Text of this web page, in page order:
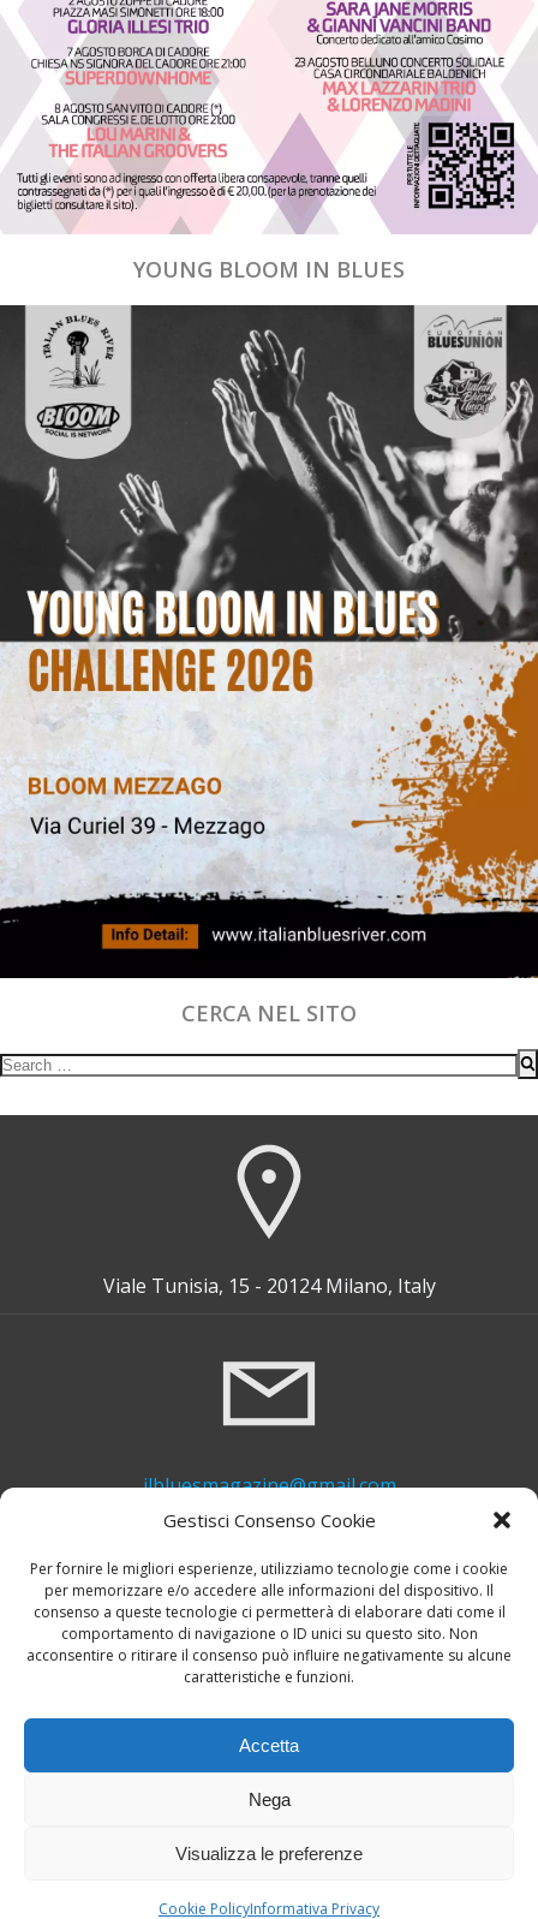
Gestisci Consenso Cookie
Per fornire le migliori esperienze, utilizziamo tecnologie come i cookie
per memorizzare e/o accedere alle informazioni del dispositivo. Il
consenso a queste tecnologie ci permetterà di elaborare dati come il
comportamento di navigazione o ID unici su questo sito. Non
acconsentire o ritirare il consenso può influire negativamente su alcune
caratteristiche e funzioni.
Accetta
Nega
Visualizza le preferenze
Cookie PolicyInformativa Privacy
YOUNG BLOOM IN BLUES
CERCA NEL SITO
Search
Viale Tunisia, 15 - 20124 Milano, Italy
ilbluesmagazine@gmail.com
+39 339 748 6635
© 2026 Il Blues Magazine. Powered by